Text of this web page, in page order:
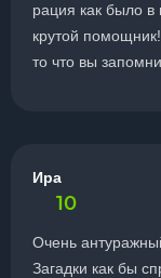
рация как было в
крутой
то что вы
Ира
10
Очень
Загадки как бы